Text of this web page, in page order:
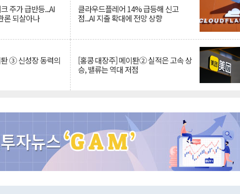
주가 급반등...AI
론 되살아나
클라우드플레어 14% 급등해 신고
점...AI 지출 확대에 전망 상향
③ 신성장 동력의 [홍콩 대장주] 메이퇀② 실적은 고속 상
승, 밸류는 역대 저점